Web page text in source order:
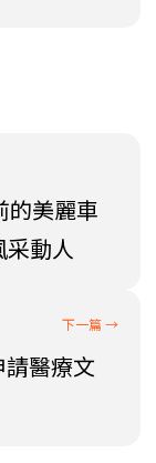
的美麗車
采動人
醫療文